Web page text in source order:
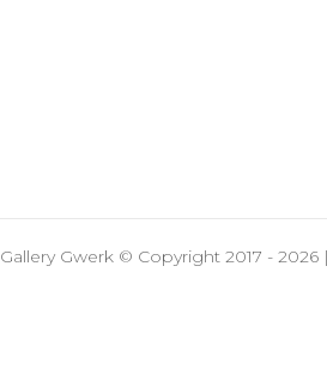
Gallery Gwerk © Copyright 2017 - 2026